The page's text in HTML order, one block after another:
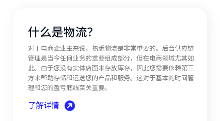
什么是物流？
对于电商企业主来说，熟悉物流是非常重要的。后台供应链
管理是当今任何业务的重要组成部分，但在电商领域尤其如
此。由于您没有实体店面来存放库存，因此您需要依赖第三
方来帮助存储和运送您的产品和服务。这对于基本的时间管
理和您的盈亏底线至关重要。
了解详情